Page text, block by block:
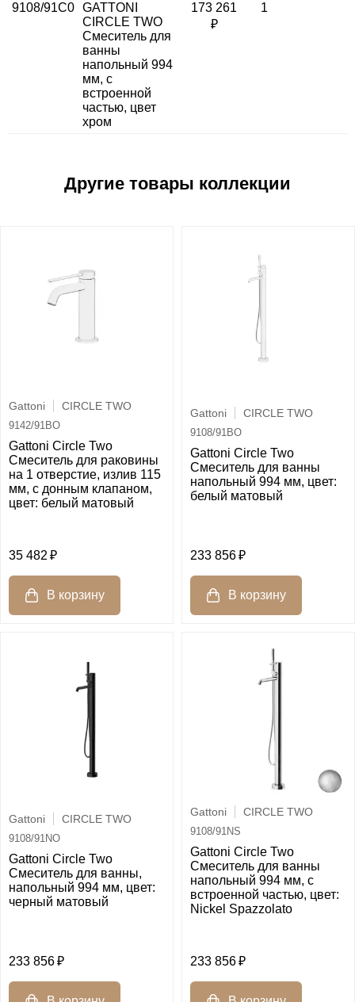
9108/91C0 GATTONI
CIRCLE TWO
Смеситель для
ванны
напольный 994
мм, с
встроенной
частью, цвет
хром
173 261
₽
1
Gattoni CIRCLE TWO
9142/91BO
Gattoni Circle Two
Смеситель для раковины
на 1 отверстие, излив 115
мм, с донным клапаном,
цвет: белый матовый
35 482
Gattoni CIRCLE TWO
9108/91BO
Gattoni Circle Two
Смеситель для ванны
напольный 994 мм, цвет:
белый матовый
233 856
Gattoni CIRCLE TWO
9108/91NO
Gattoni Circle Two
Смеситель для ванны,
напольный 994 мм, цвет:
черный матовый
233 856
Gattoni CIRCLE TWO
9108/91NS
Gattoni Circle Two
Смеситель для ванны
напольный 994 мм, с
встроенной частью, цвет:
Nickel Spazzolato
233 856